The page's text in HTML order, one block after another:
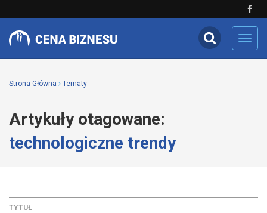
Strona Główna Tematy
Artykuły otagowane:
technologiczne trendy
TYTUŁ